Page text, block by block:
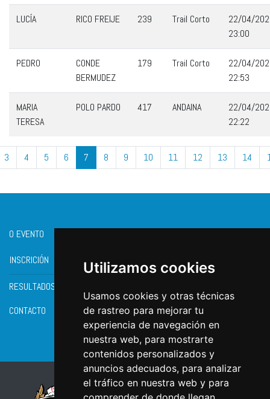
Utilizamos cookies
Usamos cookies y otras técnicas
de rastreo para mejorar tu
experiencia de navegación en
nuestra web, para mostrarte
contenidos personalizados y
anuncios adecuados, para analizar
el tráfico en nuestra web y para
LUCÍA RICO FREIJE 239 Trail Corto
22/04/
23:00
PEDRO
CONDE
BERMUDEZ
179 Trail Corto
22/04/
22:53
MARIA
TERESA
POLO PARDO 417 ANDAINA
22/04/
22:22
3 4 5 6 7 8 9 10 11 12 13 14
O EVENTO
INSCRICIÓN
RESULTADOS
CONTACTO